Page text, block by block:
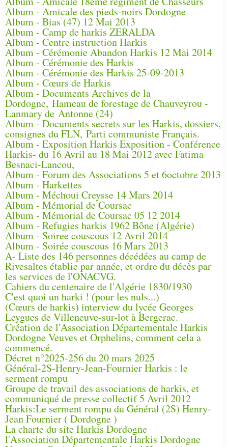
Album - Amicale des pieds-noirs Dordogne
Album - Bias (47) 12 Mai 2013
Album - Camp de harkis ZERALDA
Album - Centre instruction Harkis
Album - Cérémonie Abandon Harkis 12 Mai 2014
Album - Cérémonie des Harkis
Album - Cérémonie des Harkis 25-09-2013
Album - Cœurs de Harkis
Album - Documents Archives de la
Dordogne, Hameau de forestage de Chauveyrou -
Lanmary de Antonne (24)
Album - Documents secrets sur les Harkis, dossiers,
consignes du FLN, Parti communiste Français.
Album - Exposition Harkis Exposition - Conférence
Harkis- du 16 Avril au 18 Mai 2012 avec Fatima
Besnaci-Lancou,
Album - Forum des Associations 5 et 6octobre 2013
Album - Harkettes
Album - Méchoui Creysse 14 Mars 2014
Album - Mémorial de Coursac
Album - Mémorial de Coursac 05 12 2014
Album - Refugies harkis 1962 Bône (Algérie)
Album - Soiree couscous 12 Avril 2014
Album - Soirée couscous 16 Mars 2013
A- Liste des 146 personnes décédées au camp de
Rivesaltes établie par année, et ordre du décès par
les services de l'ONACVG.
Cahiers du centenaire de l'Algérie 1830/1930
C'est quoi un harki ! (pour les nuls...)
(Cœurs de harkis) interview du lycée Georges
Leygues de Villeneuve-sur-lot à Bergerac.
Création de l'Association Départementale Harkis
Dordogne Veuves et Orphelins, comment cela a
commencé.
Décret n°2025-256 du 20 mars 2025
Général-2S-Henry-Jean-Fournier Harkis : le
serment rompu
Groupe de travail des associations de harkis, et
communiqué de presse collectif 5 Avril 2012
Harkis:Le serment rompu du Général (2S) Henry-
Jean Fournier ( Dordogne )
La charte du site Harkis Dordogne
l'Association Départementale Harkis Dordogne